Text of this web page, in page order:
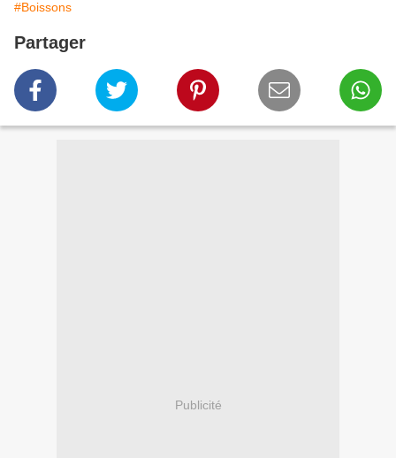
#Boissons
Partager
Publicité